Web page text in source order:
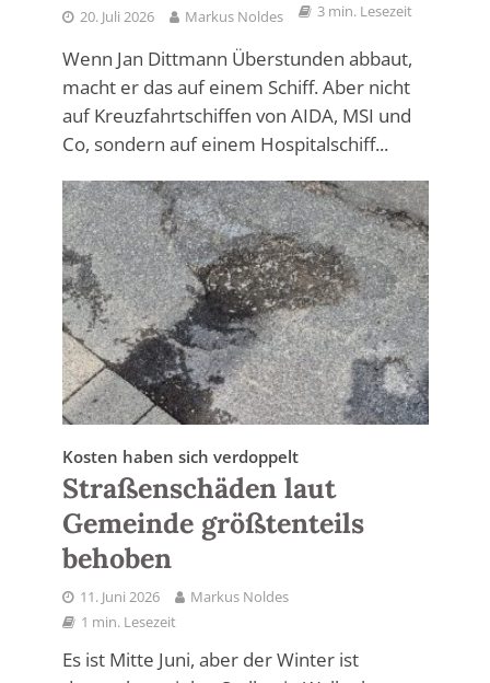
20. Juli 2026 Markus Noldes 3 min. Lesezeit
Wenn Jan Dittmann Überstunden abbaut,
macht er das auf einem Schiff. Aber nicht
auf Kreuzfahrtschiffen von AIDA, MSI und
Co, sondern auf einem Hospitalschiff...
Kosten haben sich verdoppelt
Straßenschäden laut
Gemeinde größtenteils
behoben
11. Juni 2026
Markus Noldes
1 min. Lesezeit
Es ist Mitte Juni, aber der Winter ist